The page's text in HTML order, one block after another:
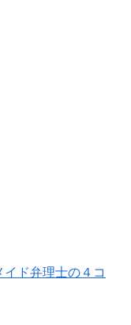
イド弁理士の４コ